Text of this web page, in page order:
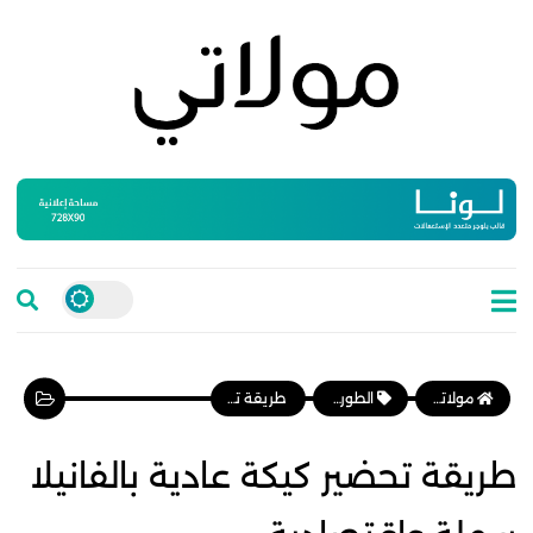
مولاتي موقع نسائي مغربي يهتم بالمرأة المغربية، وأخبار الأسرة و المجتمع الطورطات والكيك طريقة تحضير كيكة عادية بالفانيلا سهلة واقتصادية
طريقة تحضير كيكة عادية بالفانيلا